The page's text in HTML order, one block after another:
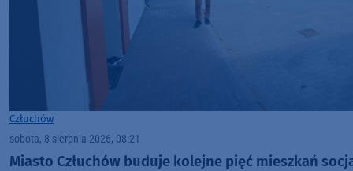
Człuchów
sobota, 8 sierpnia 2026, 08:21
Miasto Człuchów buduje kolejne pięć mieszkań